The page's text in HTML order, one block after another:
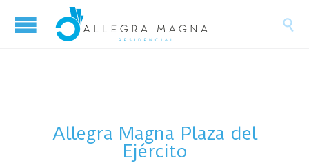

Allegra Magna Plaza del
Ejército